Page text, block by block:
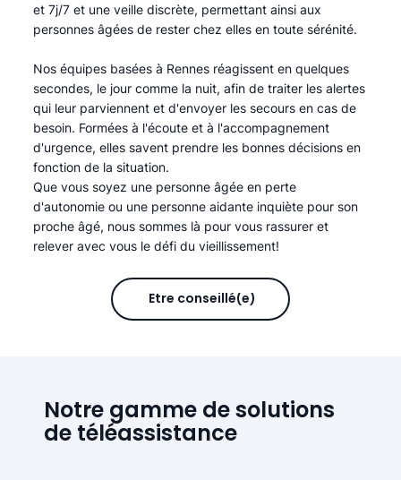
et 7j/7 et une veille discrète, permettant ainsi aux
personnes âgées de rester chez elles en toute sérénité.​
Nos équipes basées à Rennes réagissent en quelques
secondes, le jour comme la nuit, afin de traiter les alertes
qui leur parviennent et d'envoyer les secours en cas de
besoin. Formées à l'écoute et à l'accompagnement
d'urgence, elles savent prendre les bonnes décisions en
fonction de la situation.
Que vous soyez une personne âgée en perte
d'autonomie ou une personne aidante inquiète pour son
proche âgé, nous sommes là pour vous rassurer et
relever avec vous le défi du vieillissement!
Être conseillé(e)
Notre gamme de solutions
de téléassistance